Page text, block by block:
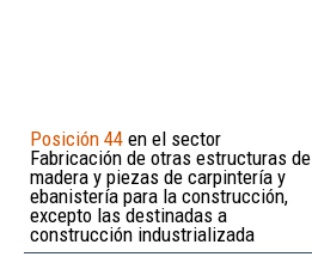
Posición 44 en el sector
Fabricación de otras estructuras de
madera y piezas de carpintería y
ebanistería para la construcción,
excepto las destinadas a
construcción industrializada